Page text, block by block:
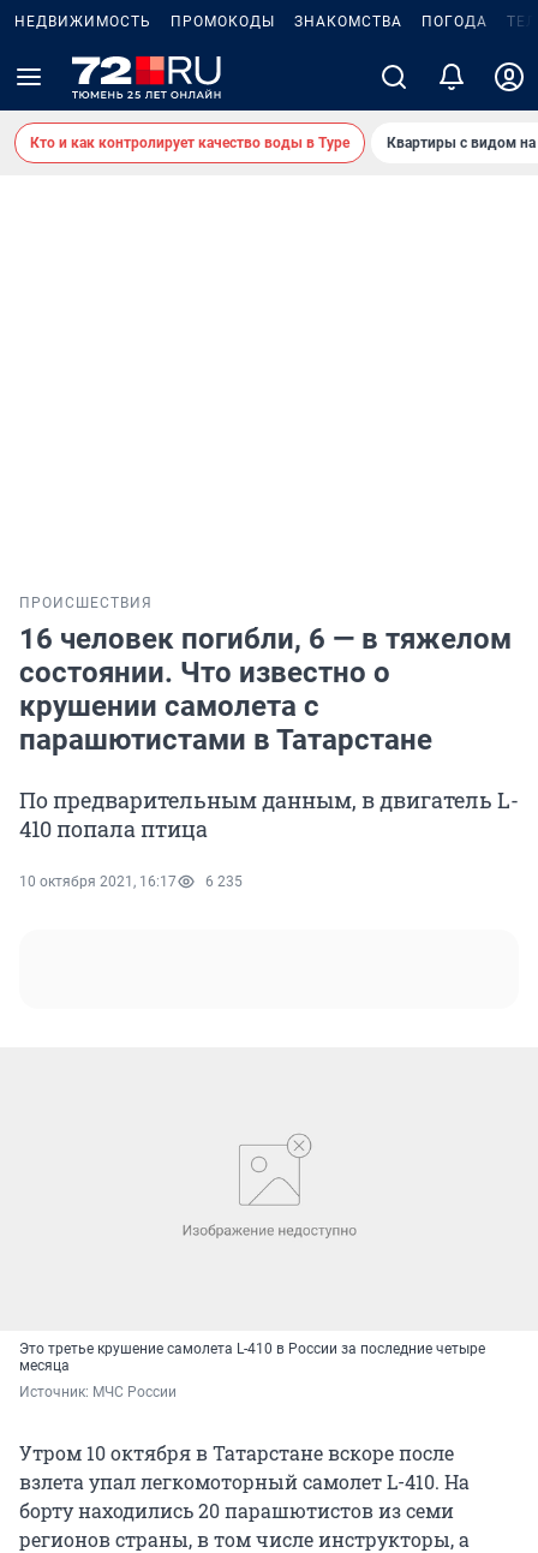
НЕДВИЖИМОСТЬ ПРОМОКОДЫ ЗНАКОМСТВА ПОГОДА
Кто и как контролирует качество воды в Туре Квартиры с видом на
ПРОИСШЕСТВИЯ
16 человек погибли, 6 — в тяжелом
состоянии. Что известно о
крушении самолета с
парашютистами в Татарстане
По предварительным данным, в двигатель L-
410 попала птица
10 октября 2021, 16:17 6 235
Это третье крушение самолета L-410 в России за последние четыре
месяца
Источник: МЧС России
Утром 10 октября в Татарстане вскоре после
взлета упал легкомоторный самолет L-410. На
борту находились 20 парашютистов из семи
регионов страны, в том числе инструкторы, а